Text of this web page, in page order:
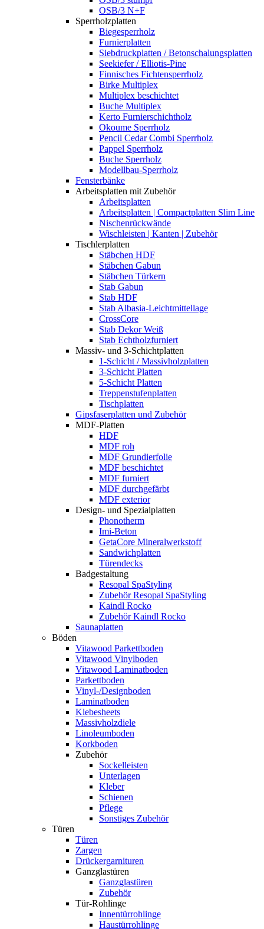
OSB/3 N+F
Sperrholzplatten
Biegesperrholz
Furnierplatten
Siebdruckplatten / Betonschalungsplatten
Seekiefer / Elliotis-Pine
Finnisches Fichtensperrholz
Birke Multiplex
Multiplex beschichtet
Buche Multiplex
Kerto Furnierschichtholz
Okoume Sperrholz
Pencil Cedar Combi Sperrholz
Pappel Sperrholz
Buche Sperrholz
Modellbau-Sperrholz
Fensterbänke
Arbeitsplatten mit Zubehör
Arbeitsplatten
Arbeitsplatten | Compactplatten Slim Line
Nischenrückwände
Wischleisten | Kanten | Zubehör
Tischlerplatten
Stäbchen HDF
Stäbchen Gabun
Stäbchen Türkern
Stab Gabun
Stab HDF
Stab Albasia-Leichtmittellage
CrossCore
Stab Dekor Weiß
Stab Echtholzfurniert
Massiv- und 3-Schichtplatten
1-Schicht / Massivholzplatten
3-Schicht Platten
5-Schicht Platten
Treppenstufenplatten
Tischplatten
Gipsfaserplatten und Zubehör
MDF-Platten
HDF
MDF roh
MDF Grundierfolie
MDF beschichtet
MDF furniert
MDF durchgefärbt
MDF exterior
Design- und Spezialplatten
Phonotherm
Imi-Beton
GetaCore Mineralwerkstoff
Sandwichplatten
Türendecks
Badgestaltung
Resopal SpaStyling
Zubehör Resopal SpaStyling
Kaindl Rocko
Zubehör Kaindl Rocko
Saunaplatten
Böden
Vitawood Parkettboden
Vitawood Vinylboden
Vitawood Laminatboden
Parkettboden
Vinyl-/Designboden
Laminatboden
Klebesheets
Massivholzdiele
Linoleumboden
Korkboden
Zubehör
Sockelleisten
Unterlagen
Kleber
Schienen
Pflege
Sonstiges Zubehör
Türen
Türen
Zargen
Drückergarnituren
Ganzglastüren
Ganzglastüren
Zubehör
Tür-Rohlinge
Innentürrohlinge
Haustürrohlinge